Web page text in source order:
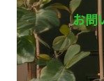
お問